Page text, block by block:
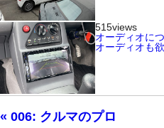
515views
オーディオに
オーディオも
« 006: クルマのプロ